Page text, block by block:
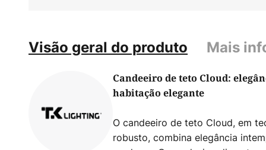
Visão geral do produto Mais
Candeeiro de teto Cloud:
habitação elegante
O candeeiro de teto Cloud, em
robusto, combina elegância